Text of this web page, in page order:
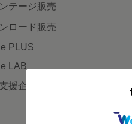
テージ販売
ロード販売
PLUS
LAB
援企画・イベント